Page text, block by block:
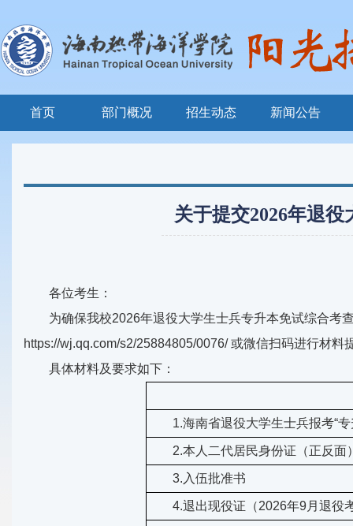
首页 部门概况 招生动态 新闻公告
关于提交2026年退
各位考生：
为确保我校2026年退役大学生士兵专升本免试综合考查
https://wj.qq.com/s2/25884805/0076/ 或微信扫码进行材料
具体材料及要求如下：
1.海南省退役大学生士兵报考“
2.本人二代居民身份证（正反面
3.入伍批准书
4.退出现役证（2026年9月退役